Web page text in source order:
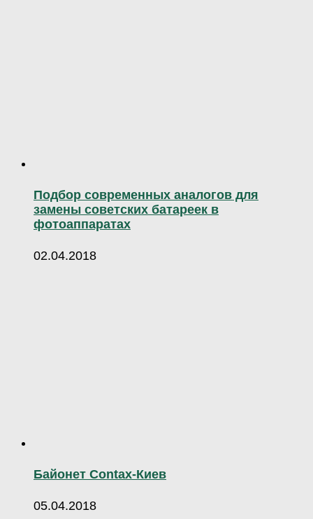
Подбор современных аналогов для
замены советских батареек в
фотоаппаратах
02.04.2018
Байонет Contax-Киев
05.04.2018